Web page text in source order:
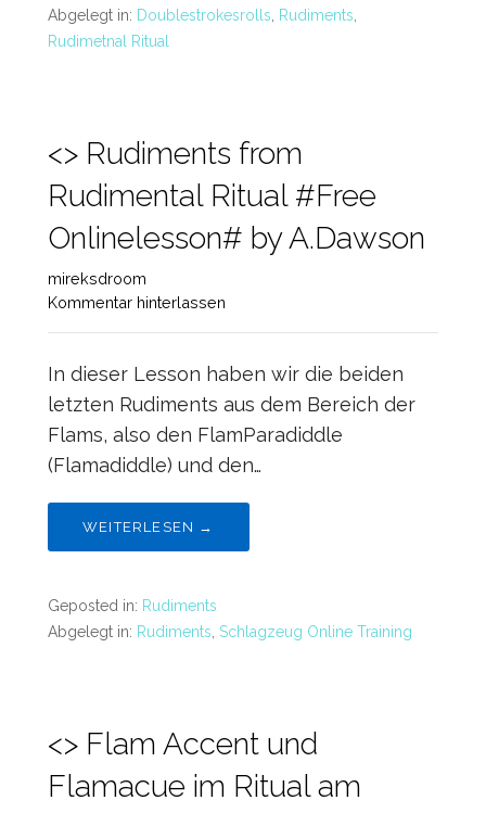
Abgelegt in: Doublestrokesrolls Rudiments
Rudimetnal Ritual
<> Rudiments from
Rudimental Ritual #Free
Onlinelesson# by A.Dawson
mireksdroom
Kommentar hinterlassen
In dieser Lesson haben wir die beiden
letzten Rudiments aus dem Bereich der
Flams, also den FlamParadiddle
(Flamadiddle) und den…
WEITERLESEN →
Geposted in: Rudiments
Abgelegt in: Rudiments Schlagzeug Online Training
<> Flam Accent und
Flamacue im Ritual am